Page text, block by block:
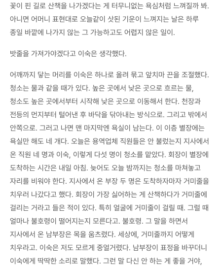
꽃이 핀 길로 산책을 나가겠다는 게 터무니없는 욕심처럼 느껴질까 봐.
아니면 어머니 표현대로 오늘같이 삿된 기운이 느껴지는 날은 하루
종일 바깥에 나가지 않는 그 가능하고도 어렵지 않은 일이.
밧줄을 가져가야겠다고 이숙은 생각했다.
어깨까지 닿는 머리를 이숙은 하나로 올려 묶고 앞치마 끈을 조절했다.
청소는 물과 같을 때가 있다. 높은 곳에서 낮은 곳으로 흐르는 물,
청소도 높은 곳에서부터 시작해 낮은 곳으로 이동해서 한다. 천장과
전등의 먼지부터 털어낸 후 바닥을 닦아내는 방식으로. 그리고 밖에서
안쪽으로. 그러고 나면 맨 마지막엔 욕실이 남는다. 이 이층 별장에는
욕실만 해도 네 개다. 오늘은 용역업체 직원들은 안 불렀는지 지사에서
온 직원 네 명과 이숙, 이렇게 다섯 명이 청소를 맡았다. 회장이 별장에
도착하는 시간은 내일 아침. 늦어도 오늘 밤까지는 청소를 마쳐놓고
자리를 비워야 한다. 지사에서 온 부장 두 명은 도착하자마자 거미줄을
치우러 나갔다고 했다. 회장이 가장 싫어하는 게 산책하다가 거미줄에
걸리는 거라고 들은 적이 있다. 특히 얼굴에 거미줄이 걸릴 때. 그럴 때
얼마나 불호령이 떨어지는지 모른다고. 불호령. 그 말을 하면서
지사에서 온 남부장은 목을 움츠렸다. 세상에, 거미줄까지 어떻게
치우라고. 이숙은 저도 모르게 중얼거렸다. 남부장이 표정을 바꾸더니
이숙에게 딱딱한 소리로 말했다. 그런 말 다신 안 하는 게 좋을 거야,